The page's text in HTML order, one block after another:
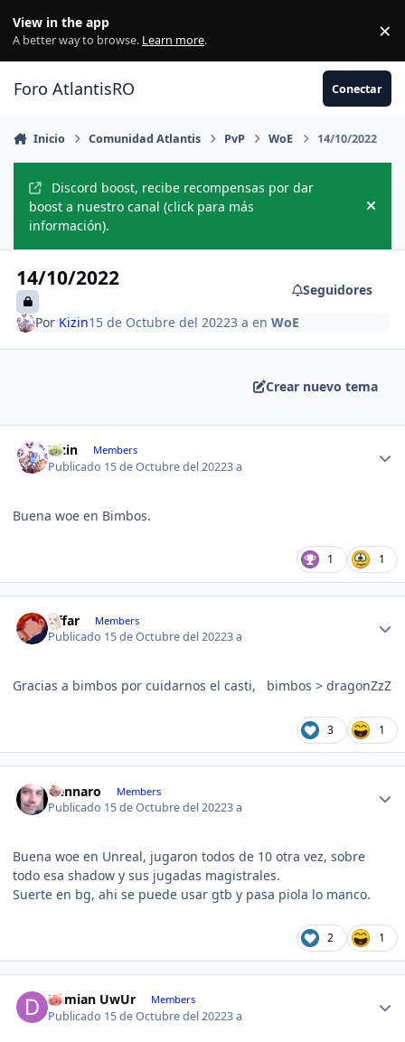
View in the app
A better way to browse. Learn more. ×
Foro AtlantisRO Conectar
Inicio Comunidad Atlantis PvP WoE 14/10/2022
Discord boost, recibe recompensas por dar
boost a nuestro canal (click para más
información).
Hide
14/10/2022
Seguidores
Por Kizin15 de Octubre del 20223 a enWoE
Crear nuevo tema
Kizin Members
Publicado 15 de Octubre del 20223 a
Buena woe en Bimbos.
1 1
Affar Members
Publicado 15 de Octubre del 20223 a
Gracias a bimbos por cuidarnos el casti, bimbos > dragonZzZ
3 1
Gennaro Members
Publicado 15 de Octubre del 20223 a
Buena woe en Unreal, jugaron todos de 10 otra vez, sobre
todo esa shadow y sus jugadas magistrales.
Suerte en bg, ahi se puede usar gtb y pasa piola lo manco.
2 1
Damian UwUr Members
Publicado 15 de Octubre del 20223 a